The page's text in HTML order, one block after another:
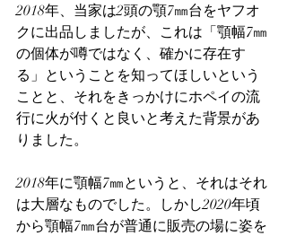
2018年、当家は2頭の顎7㎜台をヤフオ
クに出品しましたが、これは「顎幅7㎜
の個体が噂ではなく、確かに存在す
る」ということを知ってほしいという
ことと、それをきっかけにホペイの流
行に火が付くと良いと考えた背景があ
りました。
2018年に顎幅7㎜というと、それはそれ
は大層なものでした。しかし2020年頃
から顎幅7㎜台が普通に販売の場に姿を